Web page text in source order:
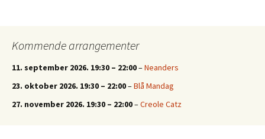
Kommende arrangementer
11. september 2026. 19:30 – 22:00–Neanders
23. oktober 2026. 19:30 – 22:00–Blå Mandag
27. november 2026. 19:30 – 22:00–Creole Catz